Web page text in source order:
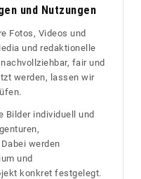
und Nutzungen
Fotos, Videos und
und redaktionelle
fair und
werden, lassen wir
Bilder individuell und
werden
und
konkret festgelegt.